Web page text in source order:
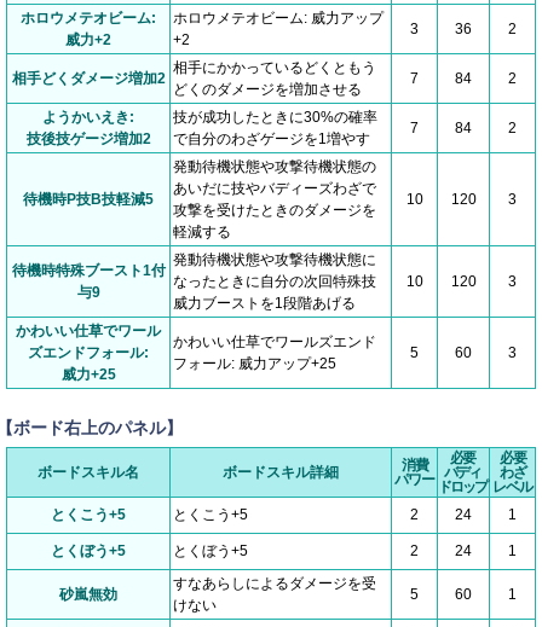
ホロウメテオビーム:
威力+2
ホロウメテオビーム: 威力アップ
+2
3 36 2
相手どくダメージ増加2
相手にかかっているどくともう
どくのダメージを増加させる
7 84 2
ようかいえき:
技後技ゲージ増加2
技が成功したときに30%の確率
で自分のわざゲージを1増やす
7 84 2
待機時P技B技軽減5
発動待機状態や攻撃待機状態の
あいだに技やバディーズわざで
攻撃を受けたときのダメージを
軽減する
10 120 3
待機時特殊ブースト1付
与9
発動待機状態や攻撃待機状態に
なったときに自分の次回特殊技
威力ブーストを1段階あげる
10 120 3
かわいい仕草でワール
ズエンドフォール:
威力+25
かわいい仕草でワールズエンド
フォール: 威力アップ+25
5 60 3
ボード右上のパネル】
ボードスキル名 ボードスキル詳細
消費
パワー
必要
バディ
ドロップ
必要
わざ
レベル
とくこう+5
とくこう+5 2 24 1
とくぼう+5 とくぼう+5 2 24 1
砂嵐無効
すなあらしによるダメージを受
けない
5 60 1